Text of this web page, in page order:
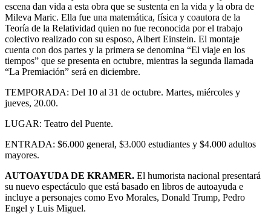
escena dan vida a esta obra que se sustenta en la vida y la obra de
Mileva Maric. Ella fue una matemática, física y coautora de la
Teoría de la Relatividad quien no fue reconocida por el trabajo
colectivo realizado con su esposo, Albert Einstein. El montaje
cuenta con dos partes y la primera se denomina “El viaje en los
tiempos” que se presenta en octubre, mientras la segunda llamada
“La Premiación” será en diciembre.
TEMPORADA: Del 10 al 31 de octubre. Martes, miércoles y
jueves, 20.00.
LUGAR: Teatro del Puente.
ENTRADA: $6.000 general, $3.000 estudiantes y $4.000 adultos
mayores.
AUTOAYUDA DE KRAMER. El humorista nacional presentará
su nuevo espectáculo que está basado en libros de autoayuda e
incluye a personajes como Evo Morales, Donald Trump, Pedro
Engel y Luis Miguel.